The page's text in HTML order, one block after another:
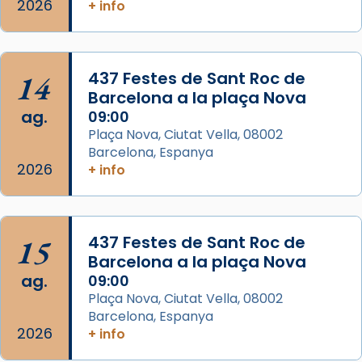
italianitzant; s’interpreta per privilegi
pontifici, amb orquestra i cor, i té una
duració aproximada de tres hores. Després,
processó (recuperada el 1972) al voltant
del temple amb les relíquies de les santes.
Des de 1985 hi participa també un grup de
diablesses amb música i ball propis. Festa
gran a Mataró.
«Si vols saber què és calor, ves per les
Santes a Mataró»🥵.
View on Facebook Share
Arquebisbat de Barcelona
2 weeks ago
Jaume, fill de Zebedeu, és juntament amb el
2026
+ info
14
ag.
2026
437 Festes de Sant Roc de
Barcelona a la plaça Nova
09:00
Plaça Nova, Ciutat Vella, 08002
Barcelona, Espanya
+ info
15
ag.
2026
437 Festes de Sant Roc de
Barcelona a la plaça Nova
09:00
Plaça Nova, Ciutat Vella, 08002
Barcelona, Espanya
+ info